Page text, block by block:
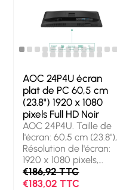
16:9. Haut-parleurs
intégrés.
Concentrateur USB
intégré, Version du
Gen 1 (3.1 Gen 1).
Montage VESA,
Réglage de la hauteur.
Couleur du produit:
Noir
AOC 24P4U écran
plat de PC 60,5 cm
(23.8") 1920 x 1080
pixels Full HD Noir
AOC 24P4U. Taille de
l'écran: 60,5 cm (23.8"),
Résolution de l'écran:
1920 x 1080 pixels,
Type HD: Full HD,
Temps de réponse: 4
€186,92 TTC
€183,02 TTC